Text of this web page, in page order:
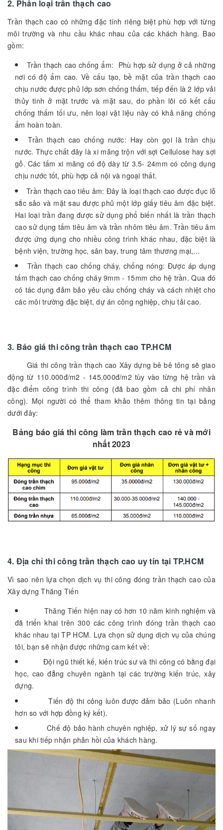
2. Phân loại trần thạch cao
Trần thạch cao có những đặc tính riêng biệt phù hợp với từng
môi trường và nhu cầu khác nhau của các khách hàng. Bao
gồm:
Trần thạch cao chống ẩm: Phù hợp sử dụng ở cả những
nơi có độ ẩm cao. Về cấu tạo, bề mặt của trần thạch cao
chịu nước được phủ lớp sơn chống thấm, tiếp đến là 2 lớp vải
thủy tinh ở mặt trước và mặt sau, do phần lõi có kết cấu
chống thấm tối ưu, nên loại vật liệu này có khả năng chống
ẩm hoàn toàn.
Trần thạch cao chống nước: Hay còn gọi là trần chịu
nước. Thực chất đây là xi măng trộn với sợi Cellulose hay sợi
gỗ. Các tấm xi măng có độ dày từ 3.5- 24mm có công dụng
chịu nước tốt, phù hợp cả nội và ngoại thất.
Trần thạch cao tiêu âm: Đây là loại thạch cao được đục lỗ
sắc sảo và mặt sau được phủ một lớp giấy tiêu âm đặc biệt.
Hai loại trần đang được sử dụng phổ biến nhất là trần thạch
cao sử dụng tấm tiêu âm và trần nhôm tiêu âm. Trần tiêu âm
được ứng dụng cho nhiều công trình khác nhau, đặc biệt là
bệnh viện, trường học, sân bay, trung tâm thương mại,...
Trần thạch cao chống cháy, chống nóng: Được áp dụng
tấm thạch cao chống cháy 9mm - 15mm cho hệ trần. Qua đó
có tác dụng đảm bảo yêu cầu chống cháy và cách nhiệt cho
các môi trường đặc biệt, dự án công nghiệp, chịu tải cao.
3. Báo giá thi công trần thạch cao TP.HCM
Giá thi công trần thạch cao Xây dựng bê bê tông sẽ giao
động từ 110.000đ/m2 - 145.000đ/m2 tùy vào từng hệ trần và
đặc điểm công trình thi công (đã bao gồm cả chi phí nhân
công). Mọi người có thể tham khảo thêm thông tin tại bảng
dưới đây:
Bảng báo giá thi công làm trần thạch cao rẻ và mới
nhất 2023
4. Địa chỉ thi công trần thạch cao uy tín tại TP.HCM
Vì sao nên lựa chọn dịch vụ thi công đóng trần thạch cao của
Xây dựng Thăng Tiến
Thăng Tiến hiện nay có hơn 10 năm kinh nghiệm và
đã triển khai trên 300 các công trình đóng trần thạch cao
khác nhau tại TP HCM. Lựa chọn sử dụng dịch vụ của chúng
tôi, bạn sẽ nhận được những cam kết về:
Đội ngũ thiết kế, kiến trúc sư và thi công có bằng đại
học, cao đẳng chuyên ngành tại các trường kiến trúc, xây
dựng.
Tiến độ thi công luôn được đảm bảo (Luôn nhanh
hơn so với hợp đồng ký kết).
Chế độ bảo hành chuyên nghiệp, xử lý sự số ngay
sau khi tiếp nhận phản hồi của khách hàng.